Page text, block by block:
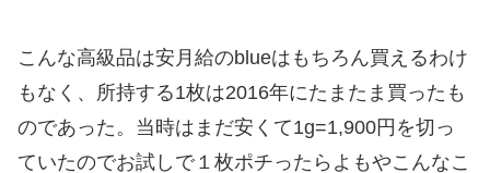
こんな高級品は安月給のblueはもちろん買えるわけ
もなく、所持する1枚は2016年にたまたま買ったも
のであった。当時はまだ安くて1g=1,900円を切っ
ていたのでお試しで１枚ポチったらよもやこんなこ